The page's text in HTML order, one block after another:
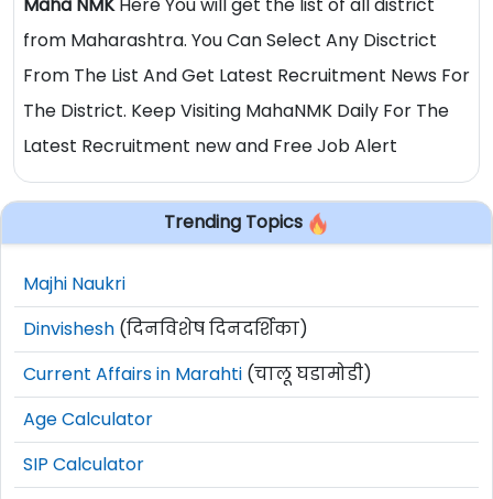
Maha NMKHere You will get the list of all district
from Maharashtra. You Can Select Any Disctrict
From The List And Get Latest Recruitment News For
The District. Keep Visiting MahaNMK Daily For The
Latest Recruitment new and Free Job Alert
Trending Topics
Majhi Naukri
Dinvishesh (दिनविशेष दिनदर्शिका)
Current Affairs in Marahti (चालू घडामोडी)
Age Calculator
SIP Calculator